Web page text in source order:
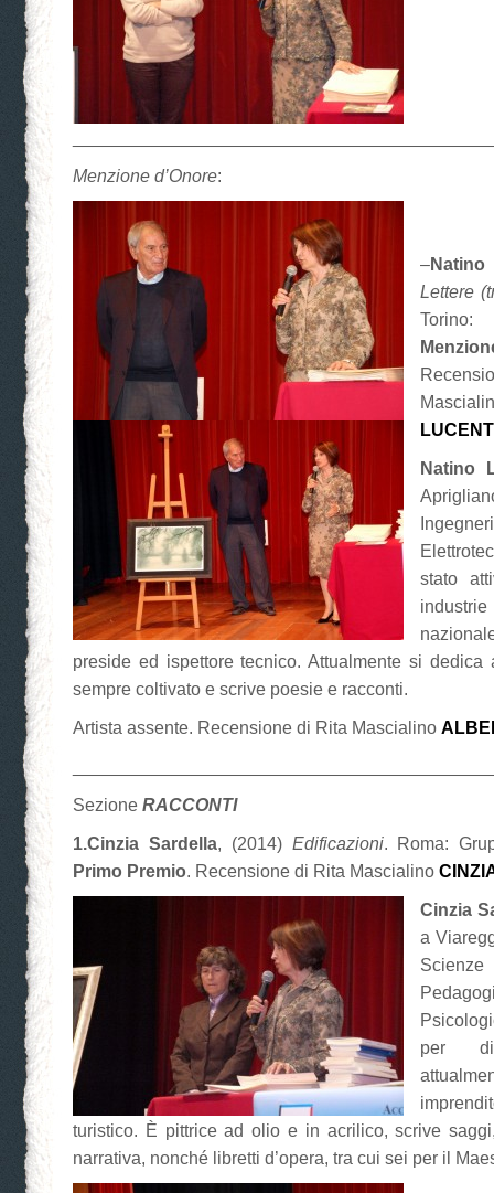
Menzione d’Onore:
–
Lettere
Natino
stato
preside ed ispettore tecnico. Attualmente si
sempre coltivato e scrive poesie e racconti.
Artista assente. Recensione di Rita Mascialino
Sezione RACCONTI
1.Cinzia Sardella, (2014) Edificazioni. Roma:
Primo Premio. Recensione di Rita Mascialino
Cinzia
a
per
turistico. È pittrice ad olio e in acrilico, scrive
narrativa, nonché libretti d’opera, tra cui sei per il